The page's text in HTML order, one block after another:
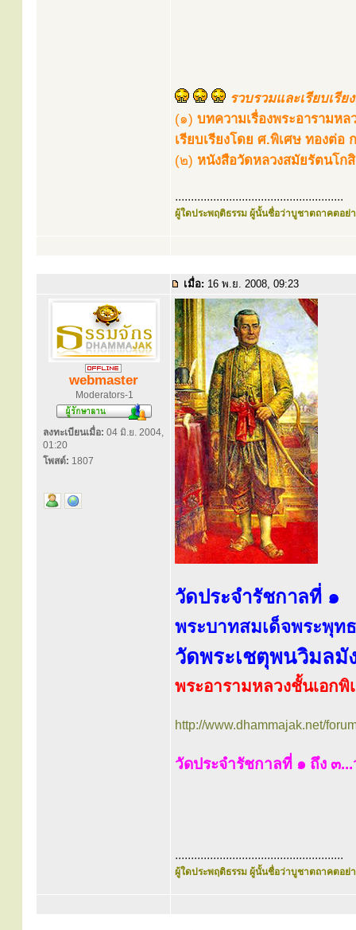
รวบรวมและเรียบเรีย
(๑) บทความเรื่องพระอารามหล
เรียบเรียงโดย ศ.พิเศษ ทองต่อ
(๒) หนังสือวัดหลวงสมัยรัตนโก
.....................................................
ผู้ใดประพฤติธรรม ผู้นั้นชื่อว่าบูชาตถาคตอย่า
เมื่อ: 16 พ.ย. 2008, 09:23
webmaster
Moderators-1
ลงทะเบียนเมื่อ: 04 มิ.ย. 2004,
01:20
โพสต์: 1807
วัดประจำรัชกาลที่ ๑
พระบาทสมเด็จพระพุท
วัดพระเชตุพนวิมลมั
พระอารามหลวงชั้นเอก
http://www.dhammajak.net/
วัดประจำรัชกาลที่ ๑ ถึง ๓
.....................................................
ผู้ใดประพฤติธรรม ผู้นั้นชื่อว่าบูชาตถาคตอย่า